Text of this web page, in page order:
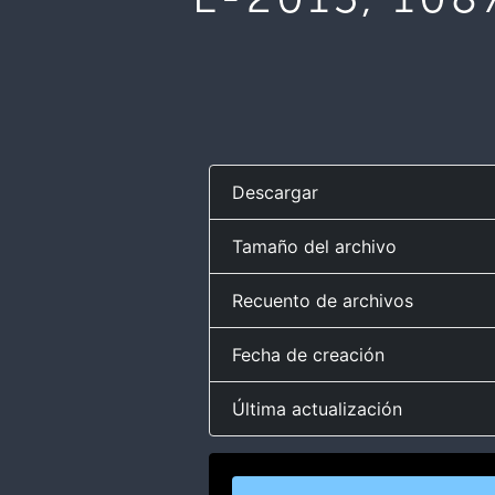
Descargar
Tamaño del archivo
Recuento de archivos
Fecha de creación
Última actualización